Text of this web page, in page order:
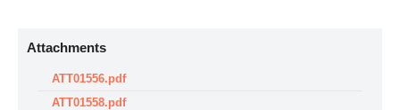
Attachments
ATT01556.pdf
ATT01558.pdf